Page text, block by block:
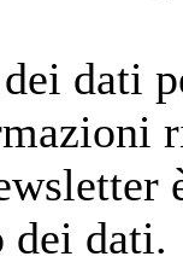
dati
dei dati.